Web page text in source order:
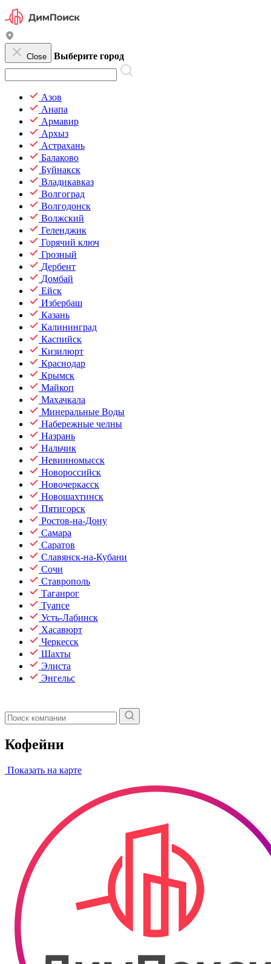
Close Выберите город
Азов
Анапа
Армавир
Архыз
Астрахань
Балаково
Буйнакск
Владикавказ
Волгоград
Волгодонск
Волжский
Геленджик
Горячий ключ
Грозный
Дербент
Домбай
Ейск
Избербаш
Казань
Калининград
Каспийск
Кизилюрт
Краснодар
Крымск
Майкоп
Махачкала
Минеральные Воды
Набережные челны
Назрань
Нальчик
Невинномысск
Новороссийск
Новочеркасск
Новошахтинск
Пятигорск
Ростов-на-Дону
Самара
Саратов
Славянск-на-Кубани
Сочи
Ставрополь
Таганрог
Туапсе
Усть-Лабинск
Хасавюрт
Черкесск
Шахты
Элиста
Энгельс
Кофейни
Показать на карте